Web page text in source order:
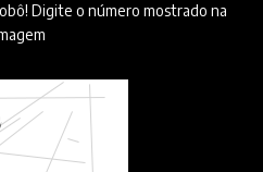
Digite o número mostrado na